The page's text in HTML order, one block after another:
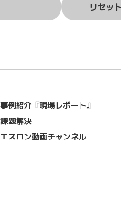
リセッ
事例紹介『現場レポート』
課題解決
エスロン動画チャンネル